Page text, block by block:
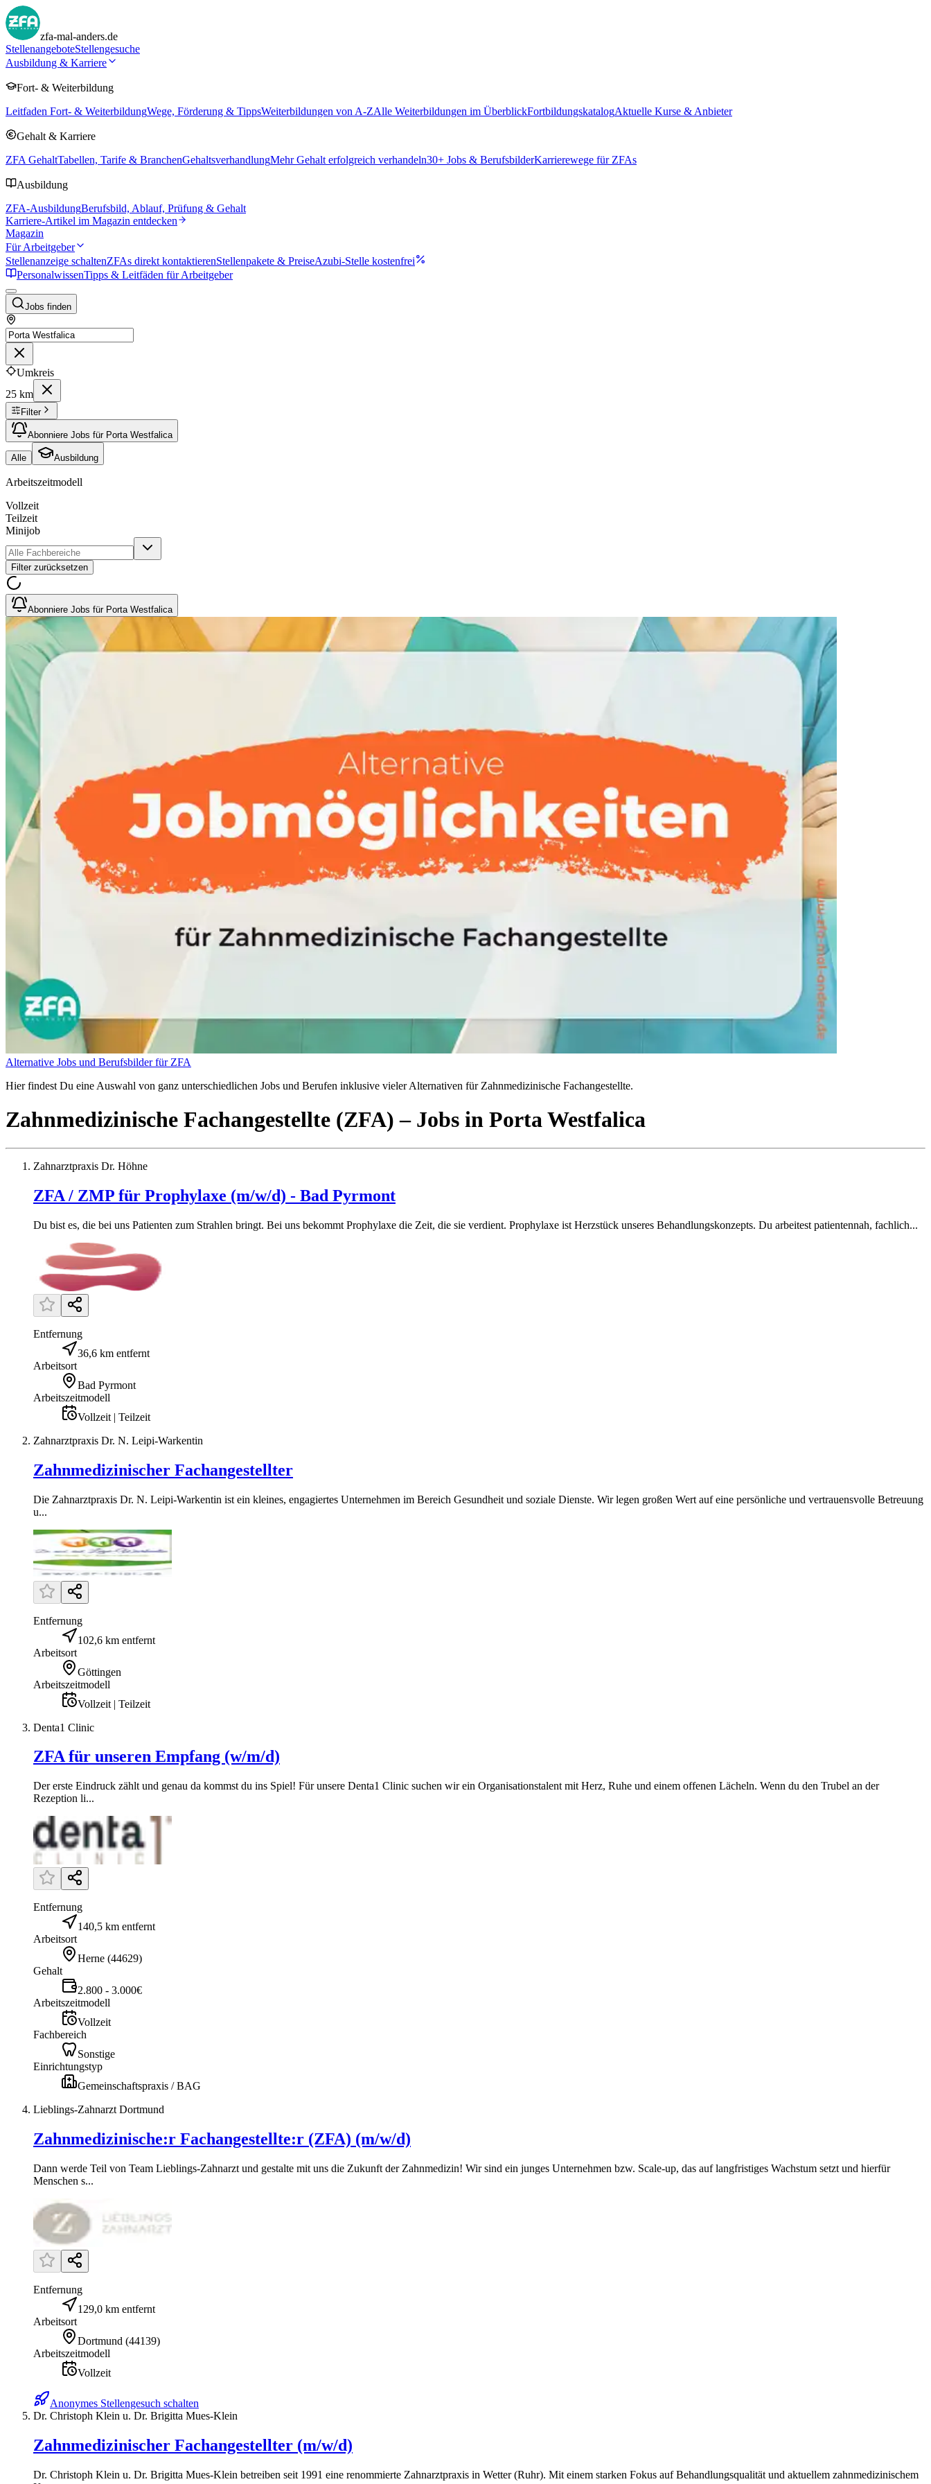
zfa-mal-anders.de
StellenangeboteStellengesuche
Ausbildung & Karriere
Fort- & Weiterbildung
Leitfaden Fort- & WeiterbildungWege, Förderung & TippsWeiterbildungen von A-ZAlle Weiterbildungen im ÜberblickFortbildungskatalogAktuelle Kurse & Anbieter
Gehalt & Karriere
ZFA GehaltTabellen, Tarife & BranchenGehaltsverhandlungMehr Gehalt erfolgreich verhandeln30+ Jobs & BerufsbilderKarrierewege für ZFAs
Ausbildung
ZFA-AusbildungBerufsbild, Ablauf, Prüfung & Gehalt
Karriere-Artikel im Magazin entdecken
Magazin
Für Arbeitgeber
Stellenanzeige schaltenZFAs direkt kontaktierenStellenpakete & PreiseAzubi-Stelle kostenfrei
PersonalwissenTipps & Leitfäden für Arbeitgeber
Jobs finden
Umkreis
25 km
Filter
Abonniere Jobs für Porta Westfalica
Alle Ausbildung
Arbeitszeitmodell
Vollzeit
Teilzeit
Minijob
Filter zurücksetzen
Abonniere Jobs für Porta Westfalica
Alternative Jobs und Berufsbilder für ZFA
Hier findest Du eine Auswahl von ganz unterschiedlichen Jobs und Berufen inklusive vieler Alternativen für Zahnmedizinische Fachangestellte.
Zahnmedizinische Fachangestellte (ZFA) – Jobs in Porta Westfalica
Zahnarztpraxis Dr. Höhne
ZFA / ZMP für Prophylaxe (m/w/d) - Bad Pyrmont
Du bist es, die bei uns Patienten zum Strahlen bringt. Bei uns bekommt Prophylaxe die Zeit, die sie verdient. Prophylaxe ist Herzstück unseres Behandlungskonzepts. Du arbeitest patientennah, fachlich...
Entfernung
36,6 km entfernt
Arbeitsort
Bad Pyrmont
Arbeitszeitmodell
Vollzeit | Teilzeit
Zahnarztpraxis Dr. N. Leipi-Warkentin
Zahnmedizinischer Fachangestellter
Die Zahnarztpraxis Dr. N. Leipi-Warkentin ist ein kleines, engagiertes Unternehmen im Bereich Gesundheit und soziale Dienste. Wir legen großen Wert auf eine persönliche und vertrauensvolle Betreuung
u...
Entfernung
102,6 km entfernt
Arbeitsort
Göttingen
Arbeitszeitmodell
Vollzeit | Teilzeit
Denta1 Clinic
ZFA für unseren Empfang (w/m/d)
Der erste Eindruck zählt und genau da kommst du ins Spiel! Für unsere Denta1 Clinic suchen wir ein Organisationstalent mit Herz, Ruhe und einem offenen Lächeln. Wenn du den Trubel an der
Rezeption li...
Entfernung
140,5 km entfernt
Arbeitsort
Herne (44629)
Gehalt
2.800 - 3.000€
Arbeitszeitmodell
Vollzeit
Fachbereich
Sonstige
Einrichtungstyp
Gemeinschaftspraxis / BAG
Lieblings-Zahnarzt Dortmund
Zahnmedizinische:r Fachangestellte:r (ZFA) (m/w/d)
Dann werde Teil von Team Lieblings-Zahnarzt und gestalte mit uns die Zukunft der Zahnmedizin! Wir sind ein junges Unternehmen bzw. Scale-up, das auf langfristiges Wachstum setzt und hierfür
Menschen s...
Entfernung
129,0 km entfernt
Arbeitsort
Dortmund (44139)
Arbeitszeitmodell
Vollzeit
Anonymes Stellengesuch schalten
Dr. Christoph Klein u. Dr. Brigitta Mues-Klein
Zahnmedizinischer Fachangestellter (m/w/d)
Dr. Christoph Klein u. Dr. Brigitta Mues-Klein betreiben seit 1991 eine renommierte Zahnarztpraxis in Wetter (Ruhr). Mit einem starken Fokus auf Behandlungsqualität und aktuellem zahnmedizinischem